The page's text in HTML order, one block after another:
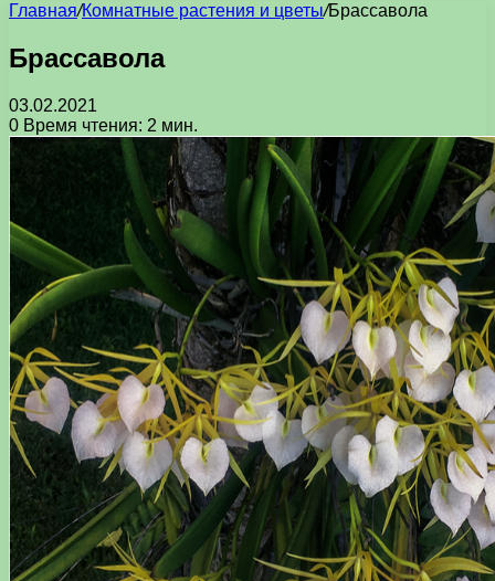
Главная/Комнатные растения и цветы/Брассавола
Брассавола
03.02.2021
0 Время чтения: 2 мин.